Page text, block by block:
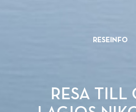
RESEINFO
RESA TILL